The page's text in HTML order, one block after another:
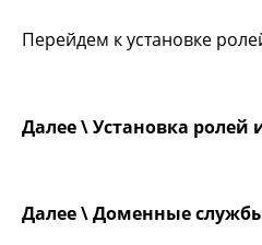
Перейдем к установке
Далее \ Установка
Далее \ Доменные